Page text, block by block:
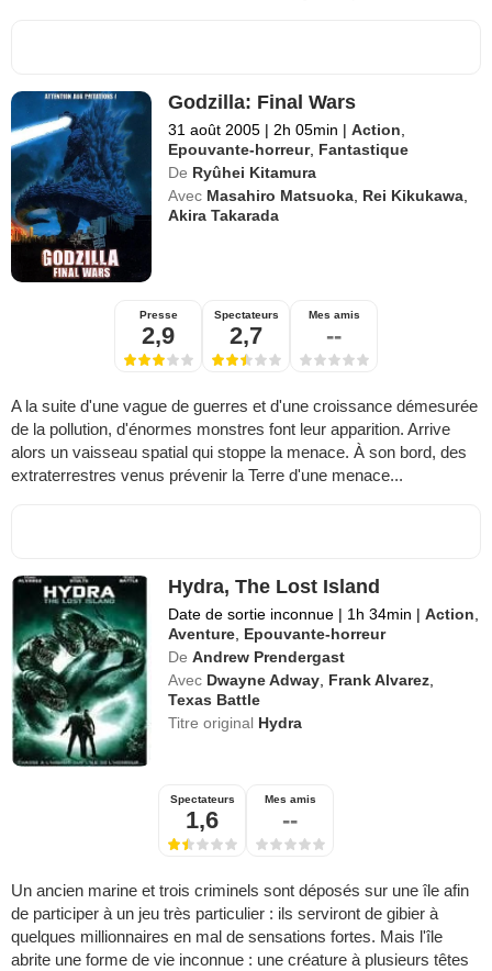
Godzilla: Final Wars
31 août 2005 | 2h 05min | Action
Epouvante-horreur, Fantastique
De Ryûhei Kitamura
Avec Masahiro Matsuoka Rei Kikukawa
Akira Takarada
Presse
2,9
Spectateurs
2,7
Mes amis
--
A la suite d'une vague de guerres et d'une croissance démesurée
de la pollution, d'énormes monstres font leur apparition. Arrive
alors un vaisseau spatial qui stoppe la menace. À son bord, des
extraterrestres venus prévenir la Terre d'une menace...
Hydra, The Lost Island
Date de sortie inconnue | 1h 34min | Action
Aventure Epouvante-horreur
De Andrew Prendergast
Avec Dwayne Adway Frank Alvarez
Texas Battle
Titre original Hydra
Spectateurs
1,6
Mes amis
--
Un ancien marine et trois criminels sont déposés sur une île afin
de participer à un jeu très particulier : ils serviront de gibier à
quelques millionnaires en mal de sensations fortes. Mais l'île
abrite une forme de vie inconnue : une créature à plusieurs têtes